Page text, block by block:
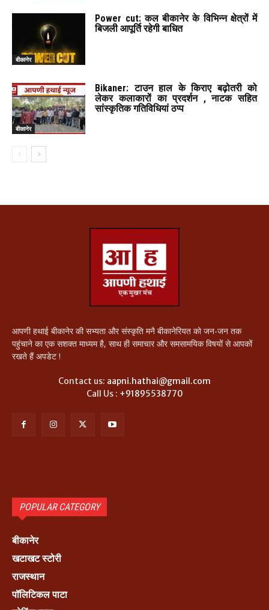
बीकानेर
Power cut: कल बीकानेर के विभिन्न क्षेत्रों में
बिजली आपूर्ति रहेगी बाधित
बीकानेर
Bikaner: टाउन हाल के किराए बढ़ोतरी को
लेकर कलाकारों का प्रदर्शन , नाटक सहित
सांस्कृतिक गतिविधियां ठप्प
आपणी हथाई बीकानेर की सभ्यता और संस्कृति मनै बीकानेरियत को जन-जन तक
पहुंचाने का एक सशक्त माध्यम है, साथ ही समाचार और समसामयिक विषयों से आपकों
रखते हैं अपडेट !
Contact us: aapni.hathai@gmail.com
Call Us : +91895538770
POPULAR CATEGORY
बीकानेर
खटाखट स्टोरी
राजस्थान
पॉलिटिकल पाटा